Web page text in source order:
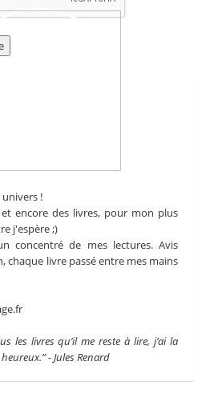
!
et encore des livres, pour mon plus
j'espère ;)
concentré de mes lectures. Avis
chaque livre passé entre mes mains
les livres qu’il me reste à lire, j’ai la
- Jules Renard